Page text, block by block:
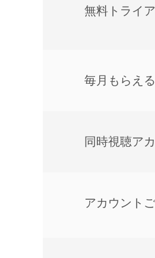
無料トライ
毎⽉もらえ
同時視聴ア
アカウント